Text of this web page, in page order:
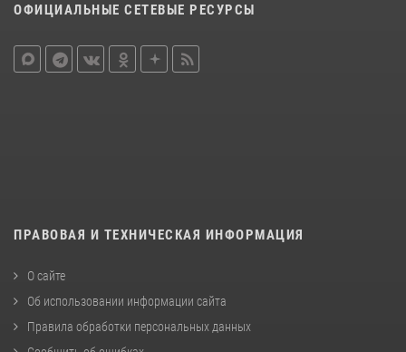
ОФИЦИАЛЬНЫЕ СЕТЕВЫЕ РЕСУРСЫ
ПРАВОВАЯ И ТЕХНИЧЕСКАЯ ИНФОРМАЦИЯ
О сайте
Об использовании информации сайта
Правила обработки персональных данных